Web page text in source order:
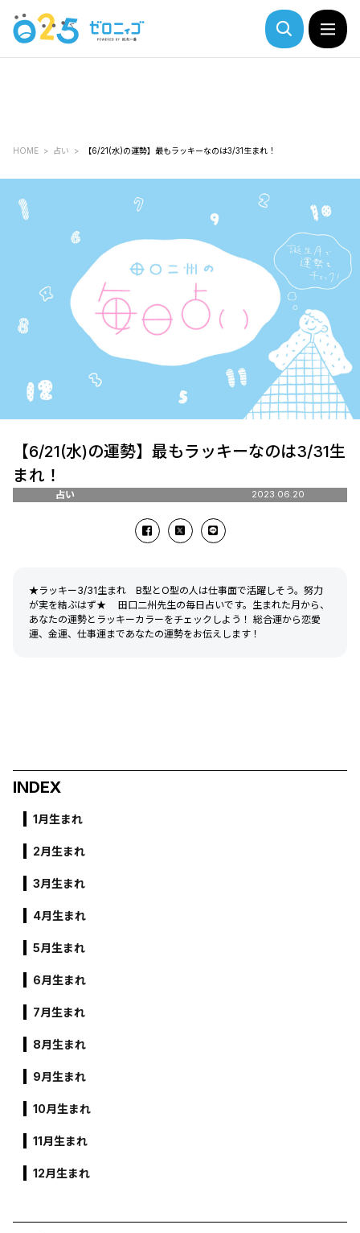
HOME 占い 【6/21(水)の運勢】最もラッキーなのは3/31生まれ！
【6/21(水)の運勢】最もラッキーなのは3/31生
まれ！
占い 2023.06.20
★ラッキー3/31生まれ B型とO型の人は仕事面で活躍しそう。努力
が実を結ぶはず★ 田口二州先生の毎日占いです。生まれた月から、
あなたの運勢とラッキーカラーをチェックしよう！ 総合運から恋愛
運、金運、仕事運まであなたの運勢をお伝えします！
INDEX
1月生まれ
2月生まれ
3月生まれ
4月生まれ
5月生まれ
6月生まれ
7月生まれ
8月生まれ
9月生まれ
10月生まれ
11月生まれ
12月生まれ